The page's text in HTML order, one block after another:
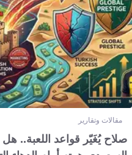
مقالات وتقارير
صلاح يُغَيّر قواعد اللعبة..